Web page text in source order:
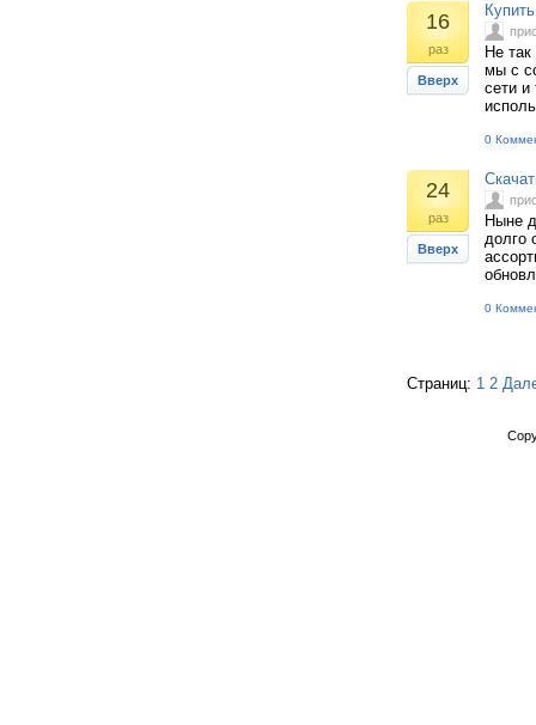
16
раз
Вверх
Не
мы с
сети и
0
24
раз
Вверх
Ныне
долго
0
Страниц: 1 2